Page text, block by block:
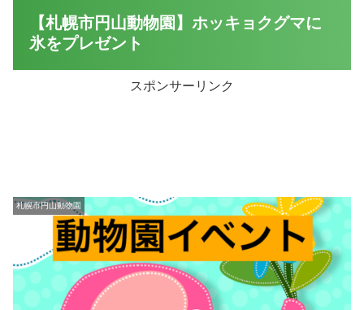
【札幌市円山動物園】ホッキョクグマに
氷をプレゼント
スポンサーリンク
札幌市円山動物園